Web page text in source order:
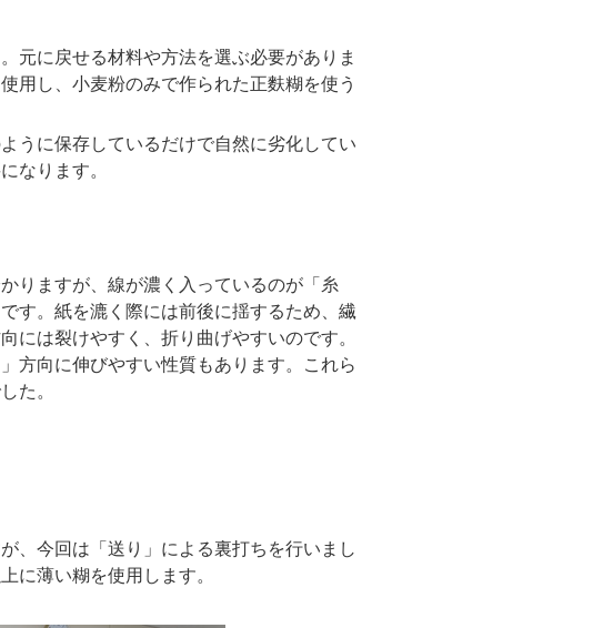
元に戻せる材料や方法を選ぶ必要がありま
用し、小麦粉のみで作られた正麩糊を使う
うに保存しているだけで自然に劣化してい
なります。
りますが、線が濃く入っているのが「糸
す。紙を漉く際には前後に揺するため、繊
には裂けやすく、折り曲げやすいのです。
方向に伸びやすい性質もあります。これら
た。
、今回は「送り」による裏打ちを行いまし
に薄い糊を使用します。